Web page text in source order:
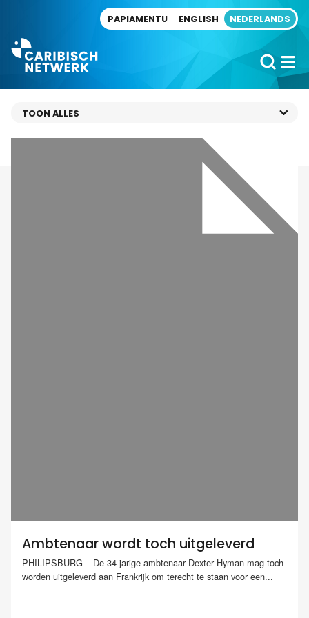
PAPIAMENTU ENGLISH NEDERLANDS
Ambtenaar wordt toch uitgeleverd
PHILIPSBURG – De 34-jarige ambtenaar Dexter Hyman mag toch
worden uitgeleverd aan Frankrijk om terecht te staan voor een...